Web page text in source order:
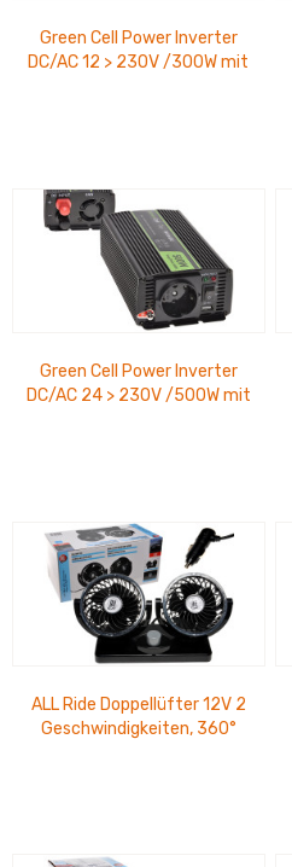
Green Cell Power Inverter
DC/AC 12 > 230V /300W mit
Green Cell Power Inverter
DC/AC 24 > 230V /500W mit
ALL Ride Doppellüfter 12V 2
Geschwindigkeiten, 360°